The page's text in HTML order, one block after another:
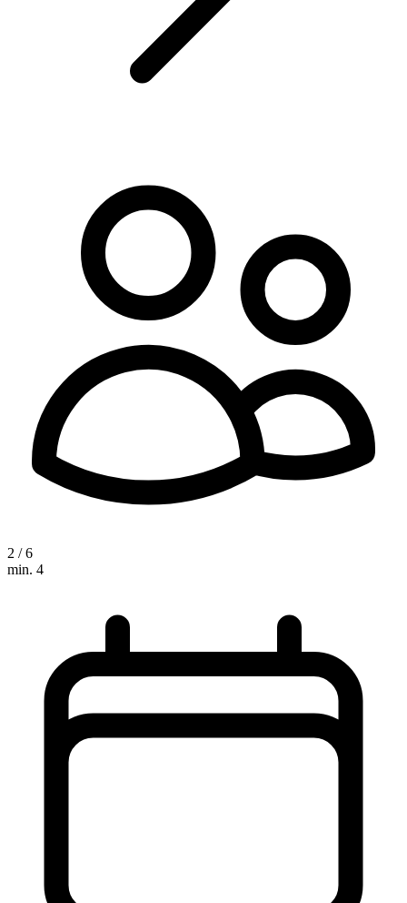
2 / 6
min. 4